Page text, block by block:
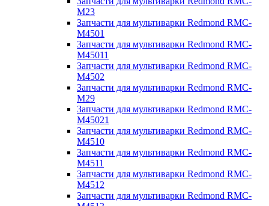
M23
Запчасти для мультиварки Redmond RMC-
M4501
Запчасти для мультиварки Redmond RMC-
M45011
Запчасти для мультиварки Redmond RMC-
M4502
Запчасти для мультиварки Redmond RMC-
M29
Запчасти для мультиварки Redmond RMC-
M45021
Запчасти для мультиварки Redmond RMC-
M4510
Запчасти для мультиварки Redmond RMC-
M4511
Запчасти для мультиварки Redmond RMC-
M4512
Запчасти для мультиварки Redmond RMC-